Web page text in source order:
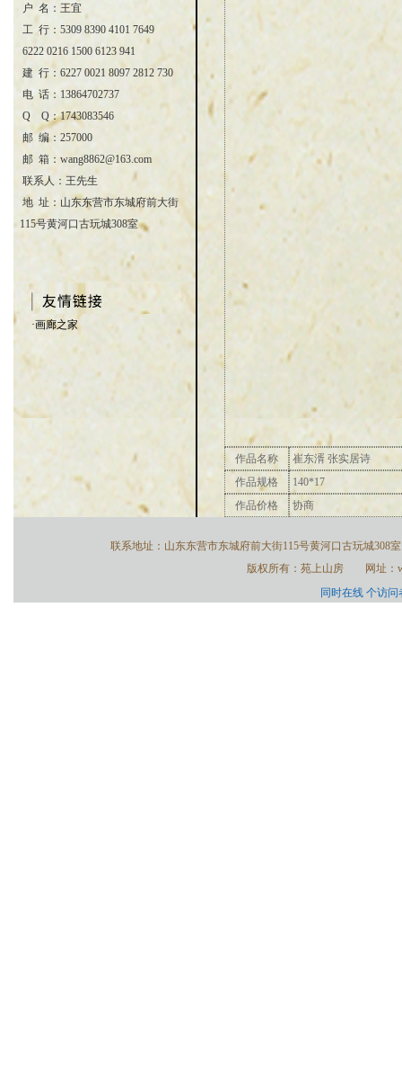
户 名：王宜
工 行：5309 8390 4101 7649
6222 0216 1500 6123 941
建 行：6227 0021 8097 2812 730
电 话：13864702737
Q Q：1743083546
邮 编：257000
邮 箱：wang8862@163.com
联系人：王先生
地 址：山东东营市东城府前大街
115号黄河口古玩城308室
·画廊之家
作品名称
崔东湑 张实居诗
作品规格
140*17
作品价格
协商
联系地址：山东东营市东城府前大街115号黄河口古玩城308
版权所有：苑上山房 网址
同时在线 个访问